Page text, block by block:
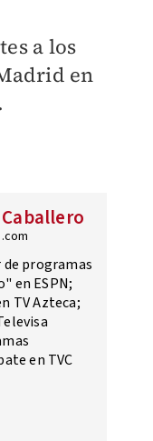
a los
en
de programas
en ESPN;
TV Azteca;
en TVC